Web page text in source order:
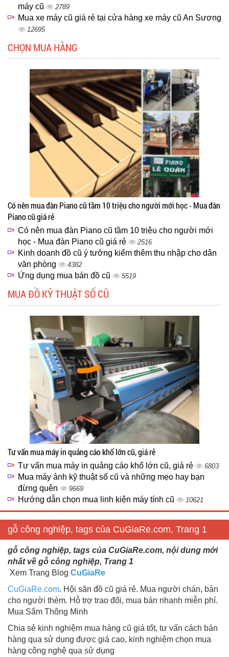
máy cũ
2789
Mua xe máy cũ giá rẻ tại cửa hàng xe máy cũ An Sương
12695
CHỌN MUA HÀNG
Có nên mua đàn Piano cũ tầm 10 triệu cho người mới học - Mua đàn
Piano cũ giá rẻ
Có nên mua đàn Piano cũ tầm 10 triệu cho người mới
học - Mua đàn Piano cũ giá rẻ
2516
Kinh doanh đồ cũ ý tưởng kiểm thêm thu nhập cho dân
văn phòng
4382
Ứng dụng mua bán đồ cũ 5519
MUA ĐỒ KỸ THUẬT SỐ CŨ
Tư vấn mua máy in quảng cáo khổ lớn cũ, giá rẻ
Tư vấn mua máy in quảng cáo khổ lớn cũ, giá rẻ 6803
Mua máy ảnh kỹ thuật số cũ và những mẹo hay bạn
đừng quên
9669
Hướng dẫn chọn mua linh kiện máy tính cũ 10621
gỗ công nghiệp, tags của CuGiaRe.com, Trang 1
gỗ công nghiệp, tags của CuGiaRe.com, nội dung mới
nhất về gỗ công nghiệp, Trang 1
Xem Trang Blog CuGiaRe
CuGiaRe.com. Hội săn đồ cũ giá rẻ. Mua người chán, bán
cho người thèm. Hỗ trợ trao đổi, mua bán nhanh miễn phí.
Mua Sắm Thông Minh
Chia sẻ kinh nghiệm mua hàng cũ giá tốt, tư vấn cách bán
hàng qua sử dụng được giá cao, kinh nghiệm chọn mua
hàng công nghệ qua sử dụng